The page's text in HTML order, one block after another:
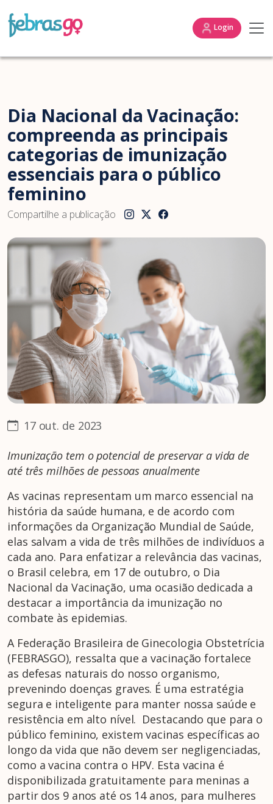
Login
Dia Nacional da Vacinação:
compreenda as principais
categorias de imunização
essenciais para o público
feminino
Compartilhe a publicação
17 out. de 2023
Imunização tem o potencial de preservar a vida de
até três milhões de pessoas anualmente
As vacinas representam um marco essencial na
história da saúde humana, e de acordo com
informações da Organização Mundial de Saúde,
elas salvam a vida de três milhões de indivíduos a
cada ano. Para enfatizar a relevância das vacinas,
o Brasil celebra, em 17 de outubro, o Dia
Nacional da Vacinação, uma ocasião dedicada a
destacar a importância da imunização no
combate às epidemias.
A Federação Brasileira de Ginecologia Obstetrícia
(FEBRASGO), ressalta que a vacinação fortalece
as defesas naturais do nosso organismo,
prevenindo doenças graves. É uma estratégia
segura e inteligente para manter nossa saúde e
resistência em alto nível. Destacando que para o
público feminino, existem vacinas específicas ao
longo da vida que não devem ser negligenciadas,
como a vacina contra o HPV. Esta vacina é
disponibilizada gratuitamente para meninas a
partir dos 9 anos até os 14 anos, para mulheres